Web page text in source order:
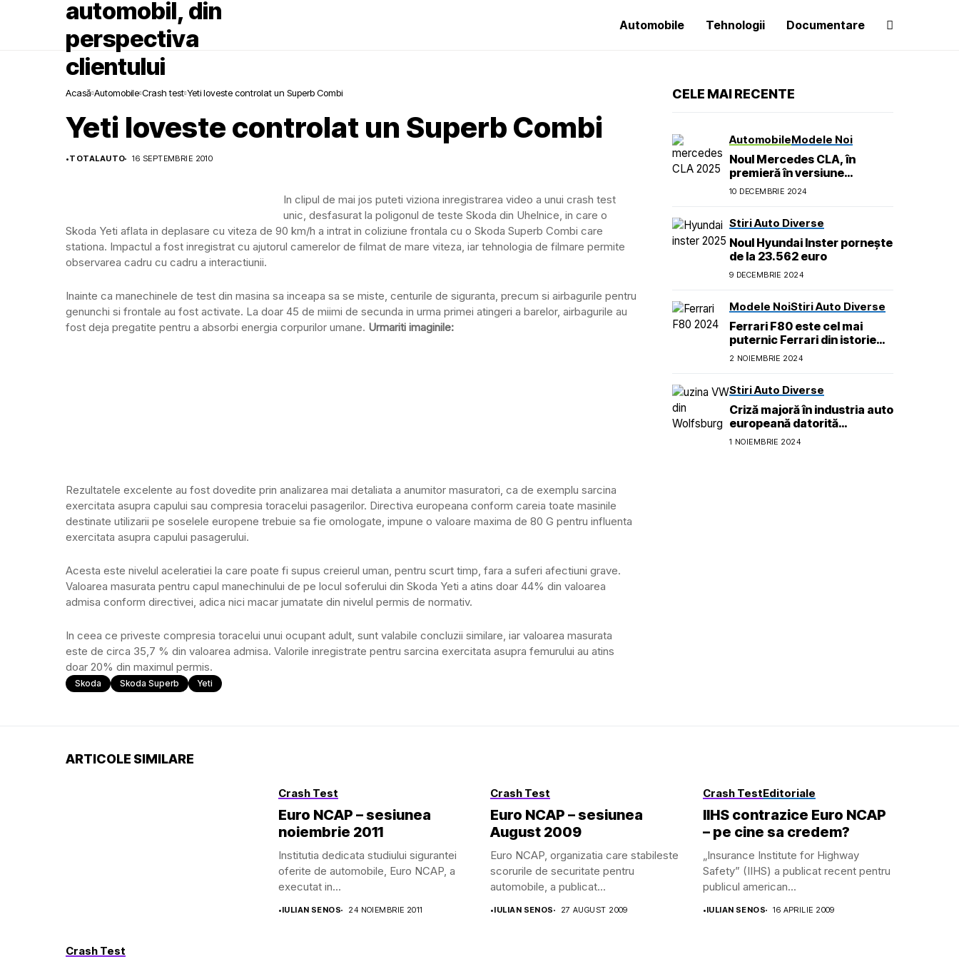
Automobile Tehnologii Documentare
Acasă Automobile Crash test Yeti loveste controlat un Superb Combi
Yeti loveste controlat un Superb Combi
•TOTALAUTO 16 SEPTEMBRIE 2010
In clipul de mai jos puteti viziona inregistrarea video a unui crash test
unic, desfasurat la poligonul de teste Skoda din Uhelnice, in care o
Skoda Yeti aflata in deplasare cu viteza de 90 km/h a intrat in coliziune frontala cu o Skoda Superb Combi care
stationa. Impactul a fost inregistrat cu ajutorul camerelor de filmat de mare viteza, iar tehnologia de filmare permite
observarea cadru cu cadru a interactiunii.
Inainte ca manechinele de test din masina sa inceapa sa se miste, centurile de siguranta, precum si airbagurile pentru
genunchi si frontale au fost activate. La doar 45 de miimi de secunda in urma primei atingeri a barelor, airbagurile au
fost deja pregatite pentru a absorbi energia corpurilor umane. Urmariti imaginile:
Rezultatele excelente au fost dovedite prin analizarea mai detaliata a anumitor masuratori, ca de exemplu sarcina
exercitata asupra capului sau compresia toracelui pasagerilor. Directiva europeana conform careia toate masinile
destinate utilizarii pe soselele europene trebuie sa fie omologate, impune o valoare maxima de 80 G pentru influenta
exercitata asupra capului pasagerului.
Acesta este nivelul aceleratiei la care poate fi supus creierul uman, pentru scurt timp, fara a suferi afectiuni grave.
Valoarea masurata pentru capul manechinului de pe locul soferului din Skoda Yeti a atins doar 44% din valoarea
admisa conform directivei, adica nici macar jumatate din nivelul permis de normativ.
In ceea ce priveste compresia toracelui unui ocupant adult, sunt valabile concluzii similare, iar valoarea masurata
este de circa 35,7 % din valoarea admisa. Valorile inregistrate pentru sarcina exercitata asupra femurului au atins
doar 20% din maximul permis.
Skoda Skoda Superb Yeti
CELE MAI RECENTE
AutomobileModele Noi
Noul Mercedes CLA, în
premieră în versiune
electrică pe lângă mild
10 DECEMBRIE 2024
Stiri Auto Diverse
Noul Hyundai Inster pornește
de la 23.562 euro
9 DECEMBRIE 2024
Modele NoiStiri Auto Diverse
Ferrari F80 este cel mai
puternic Ferrari din istorie
dar nu are sistem PHEV
2 NOIEMBRIE 2024
Stiri Auto Diverse
Criză majoră în industria auto
europeană datorită
reglementărilor privind
1 NOIEMBRIE 2024
ARTICOLE SIMILARE
Crash Test
Crash Test
Euro NCAP – sesiunea
noiembrie 2011
Institutia dedicata studiului sigurantei
oferite de automobile, Euro NCAP, a
executat in...
•IULIAN SENOS 24 NOIEMBRIE 2011
Crash Test
Euro NCAP – sesiunea
August 2009
Euro NCAP, organizatia care stabileste
scorurile de securitate pentru
automobile, a publicat...
•IULIAN SENOS 27 AUGUST 2009
Crash TestEditoriale
IIHS contrazice Euro NCAP
– pe cine sa credem?
„Insurance Institute for Highway
Safety” (IIHS) a publicat recent pentru
publicul american...
•IULIAN SENOS 16 APRILIE 2009